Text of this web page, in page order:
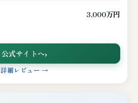
3,000万円
公式サイトへ
詳細レビュー →